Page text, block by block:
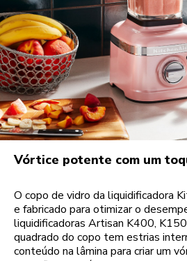
Vórtice potente com um
O copo de vidro da liquidificadora
e fabricado para otimizar o
liquidificadoras Artisan K400,
quadrado do copo tem estrias
conteúdo na lâmina para criar um